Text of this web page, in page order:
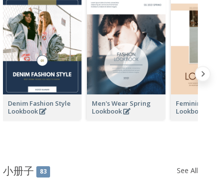
Denim Fashion Style
Lookbook
Men's Wear Spring
Lookbook
Feminine
Lookbook
小册子 83 See All